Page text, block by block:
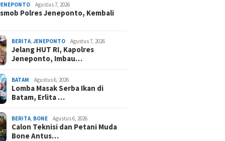
Agustus 7, 2026
Polres Jeneponto, Kembali
BERITA ,JENEPONTO Agustus 7, 2026
Jelang HUT RI, Kapolres
Jeneponto, Imbau…
BATAM Agustus 6, 2026
Lomba Masak Serba Ikan di
Batam, Erlita …
BERITA BONE Agustus 6, 2026
Calon Teknisi dan Petani Muda
Bone Antus…